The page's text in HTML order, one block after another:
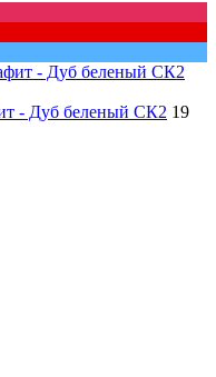
- Дуб беленый СК2 19